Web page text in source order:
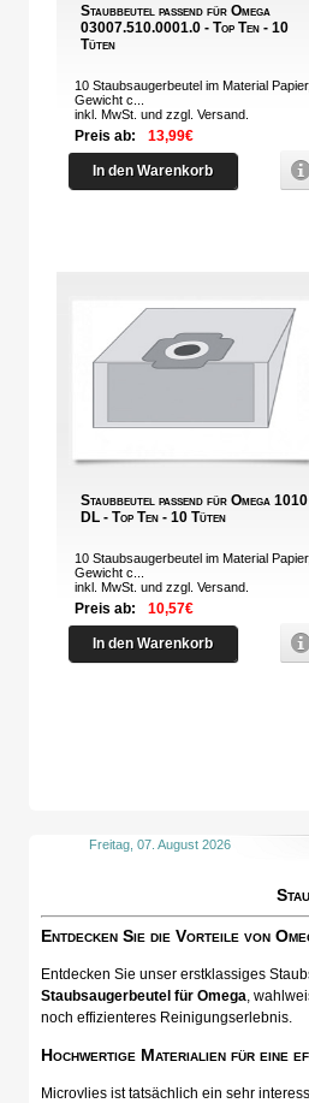
Staubbeutel passend für Omega
03007.510.0001.0 - Top Ten - 10
Tüten
10 Staubsaugerbeutel im Material Papier,
Gewicht c...
inkl. MwSt. und zzgl. Versand
Preis ab: 13,99€
In den Warenkorb
Staubbeutel passend für Omega 1010
DL - Top Ten - 10 Tüten
10 Staubsaugerbeutel im Material Papier,
Gewicht c...
inkl. MwSt. und zzgl. Versand
Preis ab: 10,57€
In den Warenkorb
Freitag, 07. August 2026
Entdecken Sie die Vorteile von
Entdecken Sie unser erstklassiges
Staubsaugerbeutel für Omega,
noch effizienteres Reinigungserlebnis.
Hochwertige Materialien für eine
Microvlies ist tatsächlich ein sehr